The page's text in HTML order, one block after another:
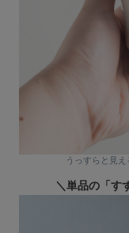
うっすらと見
＼単品の「す